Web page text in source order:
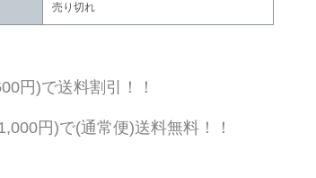
売り切れ
円)で送料割引！！
円)で(通常便)送料無料！！